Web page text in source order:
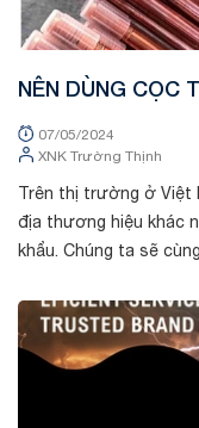
NÊN DÙNG CỌC
07/05/2024
XNK Trường Thịnh
Trên thị trường ở Việt
địa thương hiệu khác
khẩu. Chúng ta sẽ
Tin tức